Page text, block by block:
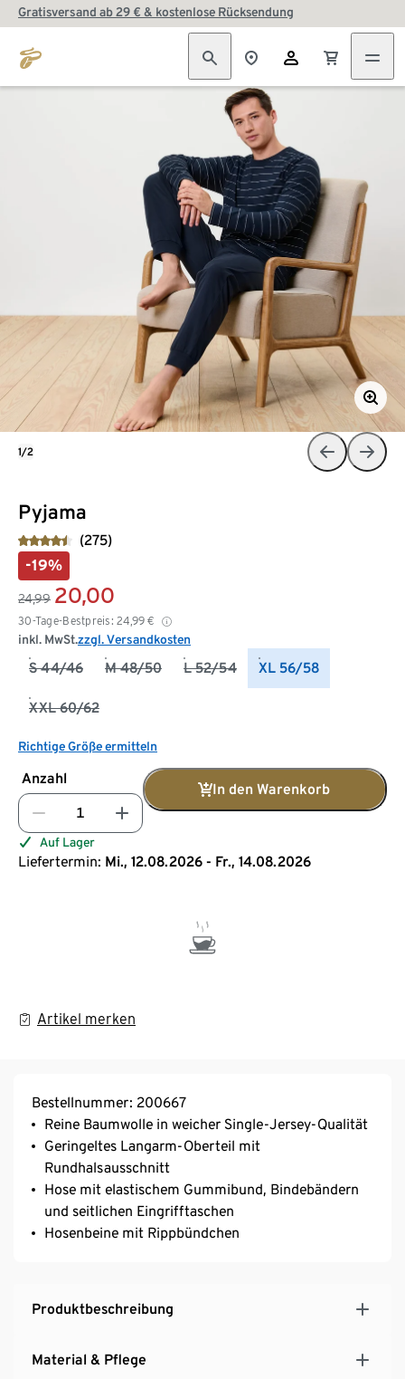
Gratisversand ab 29 € & kostenlose Rücksendung
Pyjama
(275)
-19%
24,99 20,00
30-Tage-Bestpreis: 24,99 €
inkl. MwSt.zzgl. Versandkosten
S 44/46 M 48/50 L 52/54 XL 56/58
XXL 60/62
Richtige Größe ermitteln
Anzahl
In den Warenkorb
Auf Lager
Liefertermin: Mi., 12.08.2026 - Fr., 14.08.2026
Artikel merken
1/2
Bestellnummer: 200667
Reine Baumwolle in weicher Single-Jersey-Qualität
Geringeltes Langarm-Oberteil mit
Rundhalsausschnitt
Hose mit elastischem Gummibund, Bindebändern
und seitlichen Eingrifftaschen
Hosenbeine mit Rippbündchen
Produktbeschreibung
Material & Pflege